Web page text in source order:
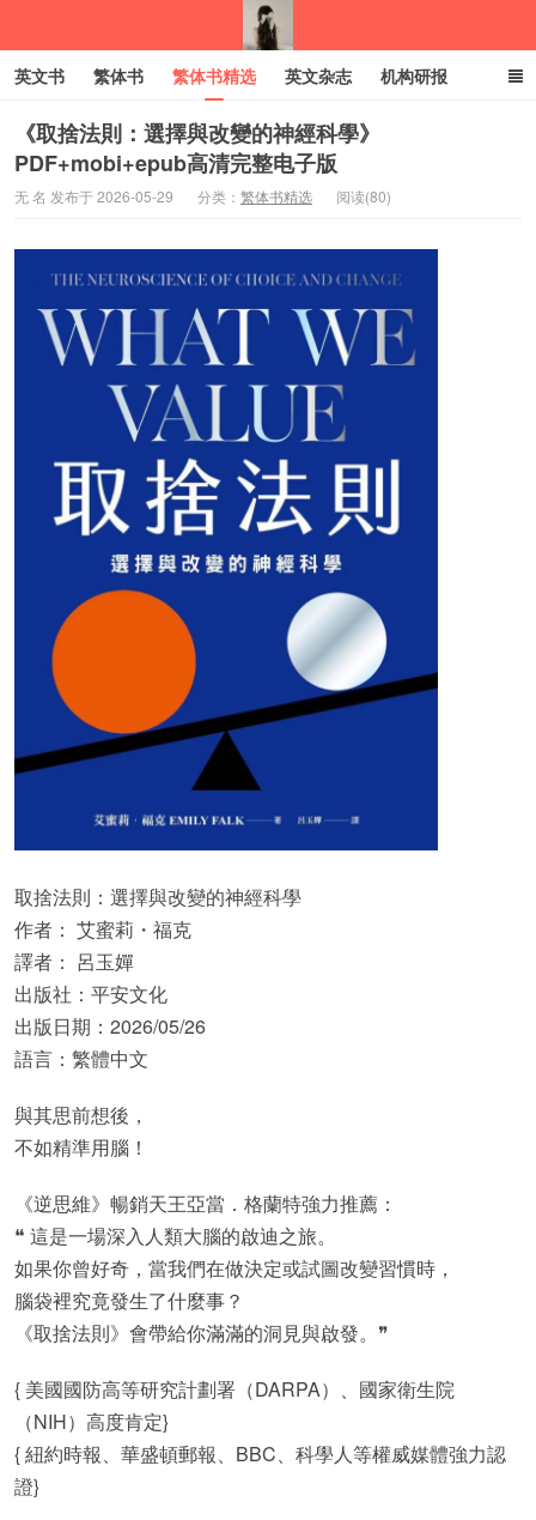
我的生活分享
英文书 繁体书 繁体书精选 英文杂志 机构研报
小语种 绝版书 彩虹亲子电子书 电子书
《取捨法則：選擇與改變的神經科學》
PDF+mobi+epub高清完整电子版
无 名 发布于 2026-05-29 分类： 繁体书精选 阅读(80)
取捨法則：選擇與改變的神經科學
作者： 艾蜜莉・福克
譯者： 呂玉嬋
出版社：平安文化
出版日期：2026/05/26
語言：繁體中文
與其思前想後，
不如精準用腦！
《逆思維》暢銷天王亞當．格蘭特強力推薦：
❝ 這是一場深入人類大腦的啟迪之旅。
如果你曾好奇，當我們在做決定或試圖改變習慣時，
腦袋裡究竟發生了什麼事？
《取捨法則》會帶給你滿滿的洞見與啟發。❞
{ 美國國防高等研究計劃署（DARPA）、國家衛生院
（NIH）高度肯定}
{ 紐約時報、華盛頓郵報、BBC、科學人等權威媒體強力認
證}